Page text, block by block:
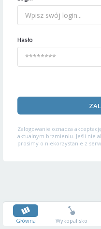
Hasło
Zalogowanie oznacza
aktualnym brzmieniu. Jeśli nie
prosimy o niekorzystanie z
Główna Wykopalisko